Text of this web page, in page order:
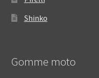
Shinko
Gomme moto